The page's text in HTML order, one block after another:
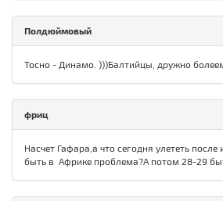
Полдюймовый
Тосно - Динамо. )))Балтийцы, дружно
фриц
Насчет Гафара,а что сегодня улететь после
быть в Африке проблема?А потом 28-29